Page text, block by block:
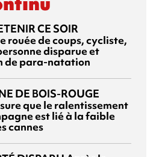
CE SOIR
rouée de coups, cycliste,
disparue et
de para-natation
DE BOIS-ROUGE
que le ralentissement
est lié à la faible
cannes